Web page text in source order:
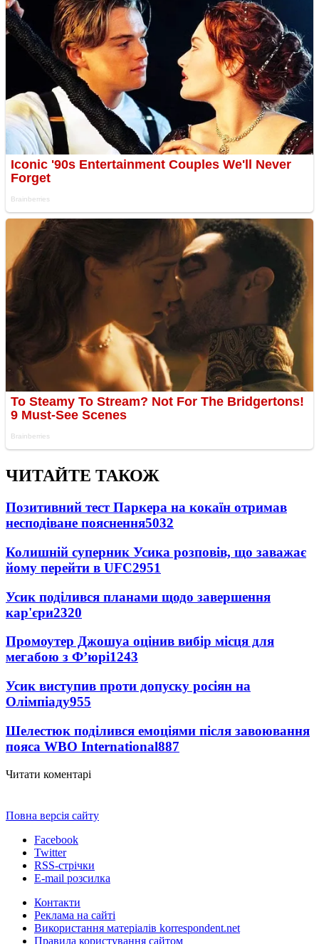
ЧИТАЙТЕ ТАКОЖ
Позитивний тест Паркера на кокаїн отримав
несподіване пояснення5032
Колишній суперник Усика розповів, що заважає
йому перейти в UFC2951
Усик поділився планами щодо завершення
кар'єри2320
Промоутер Джошуа оцінив вибір місця для
мегабою з Ф’юрі1243
Усик виступив проти допуску росіян на
Олімпіаду955
Шелестюк поділився емоціями після завоювання
пояса WBO International887
Читати коментарі
Повна версія сайту
Facebook
Twitter
RSS-стрічки
E-mail розсилка
Контакти
Реклама на сайті
Використання матеріалів korrespondent.net
Правила користування сайтом